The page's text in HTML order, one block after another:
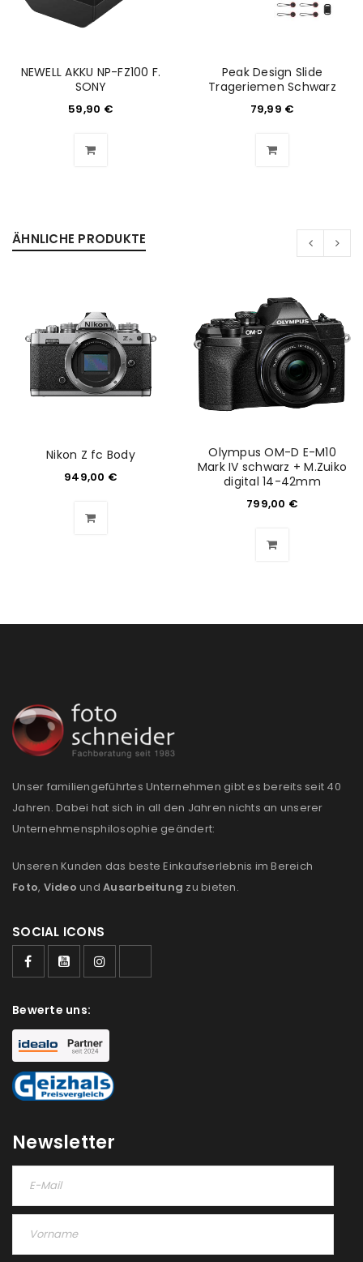
Angemeldet bleiben
ANMELDEN
deine E-Mail-Adresse gesendet.
NEWSLETTER ABONNIEREN
Please select all the ways you would like to hear from
Ja, ich möchte ein Kundenkonto eröffnen und
*
NEWELL AKKU NP-FZ100 F.
SONY
59,90 €
Peak Design Slide
Trageriemen Schwarz
79,99 €
ÄHNLICHE PRODUKTE
Nikon Z fc Body
949,00 €
Olympus OM-D E-M10
Mark IV schwarz + M.Zuiko
digital 14-42mm
799,00 €
Unser familiengeführtes Unternehmen gibt es bereits seit 40
Jahren. Dabei hat sich in all den Jahren nichts an unserer
Unternehmensphilosophie geändert:
Unseren Kunden das beste Einkaufserlebnis im Bereich
Foto, Video und Ausarbeitung zu bieten.
SOCIAL ICONS
Bewerte uns:
Newsletter